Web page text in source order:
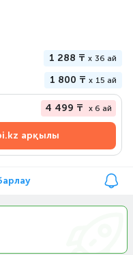
1 288 ₸ x 36 ай
1 800 ₸ x 15 ай
4 499 ₸ x 6 ай
арқылы